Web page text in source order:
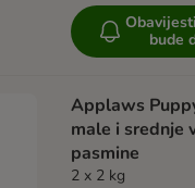
bude
Applaws
male i srednje
pasmine
2 x 2 kg